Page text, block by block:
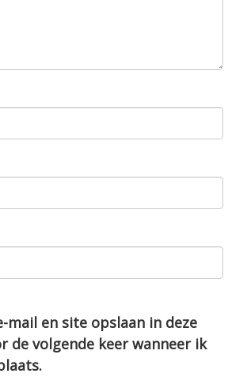
mail en site opslaan in deze
de volgende keer wanneer ik